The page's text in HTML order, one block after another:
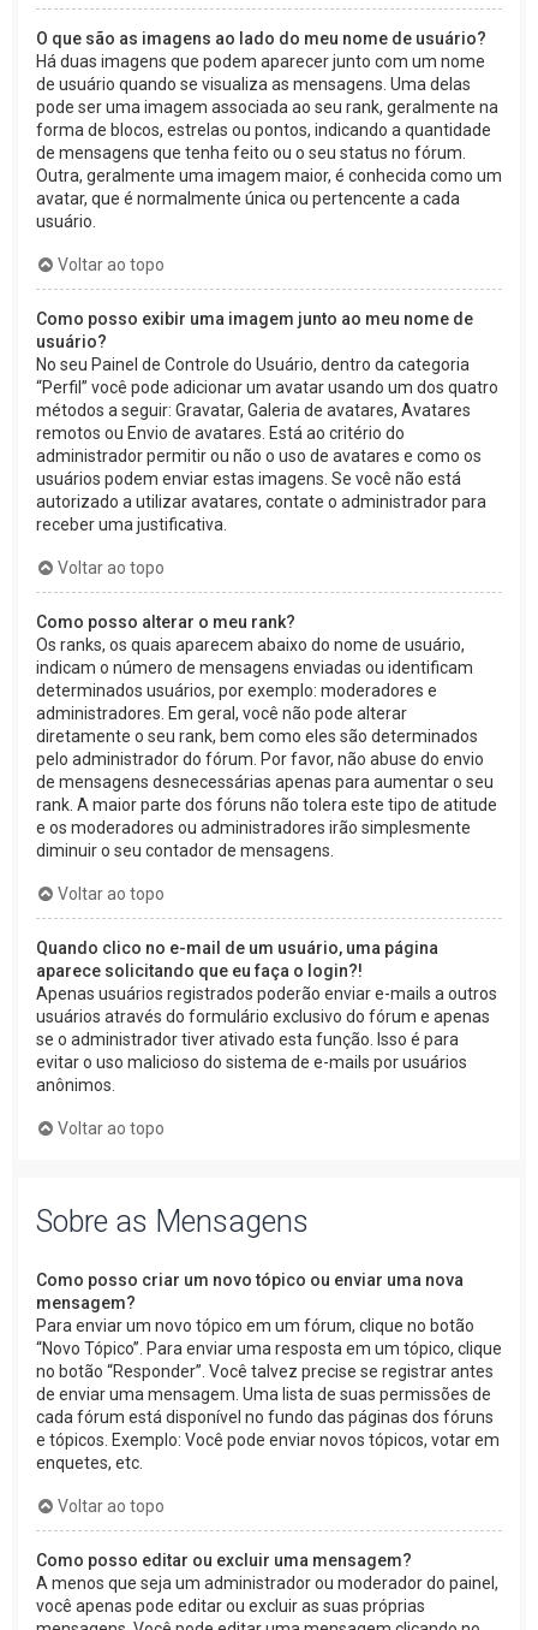
O que são as imagens ao lado do meu nome de usuário?
Há duas imagens que podem aparecer junto com um nome
de usuário quando se visualiza as mensagens. Uma delas
pode ser uma imagem associada ao seu rank, geralmente na
forma de blocos, estrelas ou pontos, indicando a quantidade
de mensagens que tenha feito ou o seu status no fórum.
Outra, geralmente uma imagem maior, é conhecida como um
avatar, que é normalmente única ou pertencente a cada
usuário.
Voltar ao topo
Como posso exibir uma imagem junto ao meu nome de
usuário?
No seu Painel de Controle do Usuário, dentro da categoria
“Perfil” você pode adicionar um avatar usando um dos quatro
métodos a seguir: Gravatar, Galeria de avatares, Avatares
remotos ou Envio de avatares. Está ao critério do
administrador permitir ou não o uso de avatares e como os
usuários podem enviar estas imagens. Se você não está
autorizado a utilizar avatares, contate o administrador para
receber uma justificativa.
Voltar ao topo
Como posso alterar o meu rank?
Os ranks, os quais aparecem abaixo do nome de usuário,
indicam o número de mensagens enviadas ou identificam
determinados usuários, por exemplo: moderadores e
administradores. Em geral, você não pode alterar
diretamente o seu rank, bem como eles são determinados
pelo administrador do fórum. Por favor, não abuse do envio
de mensagens desnecessárias apenas para aumentar o seu
rank. A maior parte dos fóruns não tolera este tipo de atitude
e os moderadores ou administradores irão simplesmente
diminuir o seu contador de mensagens.
Voltar ao topo
Quando clico no e-mail de um usuário, uma página
aparece solicitando que eu faça o login?!
Apenas usuários registrados poderão enviar e-mails a outros
usuários através do formulário exclusivo do fórum e apenas
se o administrador tiver ativado esta função. Isso é para
evitar o uso malicioso do sistema de e-mails por usuários
anônimos.
Voltar ao topo
Sobre as Mensagens
Como posso criar um novo tópico ou enviar uma nova
mensagem?
Para enviar um novo tópico em um fórum, clique no botão
“Novo Tópico”. Para enviar uma resposta em um tópico, clique
no botão “Responder”. Você talvez precise se registrar antes
de enviar uma mensagem. Uma lista de suas permissões de
cada fórum está disponível no fundo das páginas dos fóruns
e tópicos. Exemplo: Você pode enviar novos tópicos, votar em
enquetes, etc.
Voltar ao topo
Como posso editar ou excluir uma mensagem?
A menos que seja um administrador ou moderador do painel,
você apenas pode editar ou excluir as suas próprias